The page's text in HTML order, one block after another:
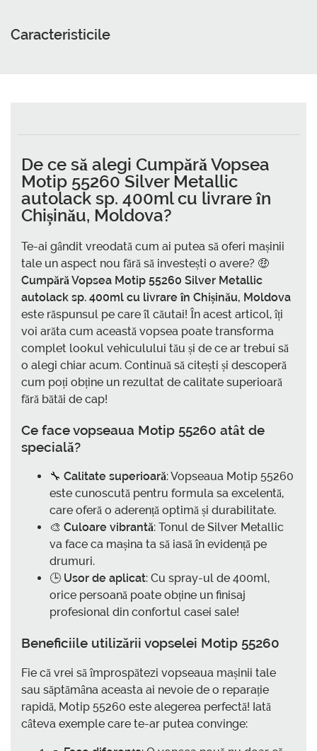
Caracteristicile
De ce să alegi Cumpără Vopsea
Motip 55260 Silver Metallic
autolack sp. 400ml cu livrare în
Chișinău, Moldova?
Te-ai gândit vreodată cum ai putea să oferi mașinii
tale un aspect nou fără să investești o avere? 🤑
Cumpără Vopsea Motip 55260 Silver Metallic
autolack sp. 400ml cu livrare în Chișinău, Moldova
este răspunsul pe care îl căutai! În acest articol, îți
voi arăta cum această vopsea poate transforma
complet lookul vehiculului tău și de ce ar trebui să
o alegi chiar acum. Continuă să citești și descoperă
cum poți obține un rezultat de calitate superioară
fără bătăi de cap!
Ce face vopseaua Motip 55260 atât de
specială?
🔧 Calitate superioară: Vopseaua Motip 55260
este cunoscută pentru formula sa excelentă,
care oferă o aderență optimă și durabilitate.
🎨 Culoare vibrantă: Tonul de Silver Metallic
va face ca mașina ta să iasă în evidență pe
drumuri.
🕒 Usor de aplicat: Cu spray-ul de 400ml,
orice persoană poate obține un finisaj
profesional din confortul casei sale!
Beneficiile utilizării vopselei Motip 55260
Fie că vrei să împrospătezi vopseaua mașinii tale
sau săptămâna aceasta ai nevoie de o reparație
rapidă, Motip 55260 este alegerea perfectă! Iată
câteva exemple care te-ar putea convinge: